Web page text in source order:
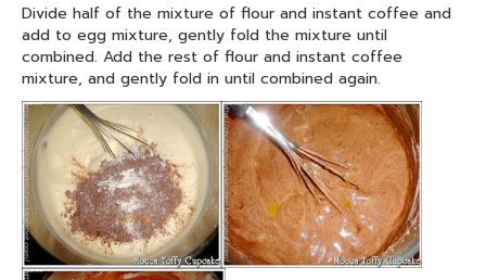
Divide half of the mixture of flour and instant coffee and
add to egg mixture, gently fold the mixture until
combined. Add the rest of flour and instant coffee
mixture, and gently fold in until combined again.